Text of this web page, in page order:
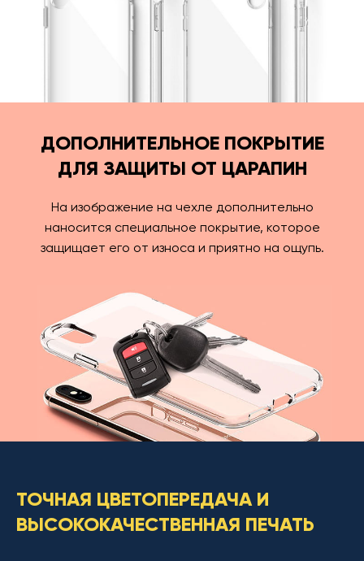
ДОПОЛНИТЕЛЬНОЕ ПОКРЫТИЕ
ДЛЯ ЗАЩИТЫ ОТ ЦАРАПИН
На изображение на чехле дополнительно
наносится специальное покрытие, которое
защищает его от износа и приятно на ощупь.
ТОЧНАЯ ЦВЕТОПЕРЕДАЧА И
ВЫСОКОКАЧЕСТВЕННАЯ ПЕЧАТЬ